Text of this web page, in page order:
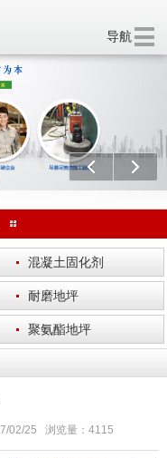
导航
分享：
上一个 下一个
·
混凝土固化剂
·耐磨地坪
·
聚氨酯地坪
02/25 浏览量：4115